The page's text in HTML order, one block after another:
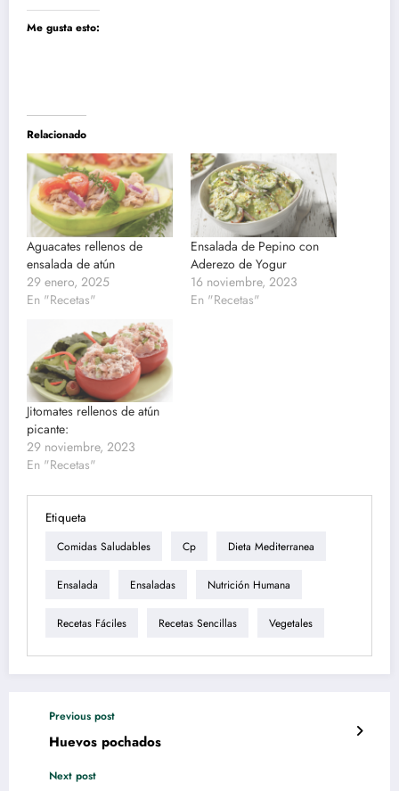
Me gusta esto:
Relacionado
Aguacates rellenos de
ensalada de atún
29 enero, 2025
En "Recetas"
Ensalada de Pepino con
Aderezo de Yogur
16 noviembre, 2023
En "Recetas"
Jitomates rellenos de atún
picante:
29 noviembre, 2023
En "Recetas"
Etiqueta
Comidas Saludables Cp Dieta Mediterranea
Ensalada Ensaladas Nutrición Humana
Recetas Fáciles Recetas Sencillas Vegetales
Previous post
Huevos pochados
Next post